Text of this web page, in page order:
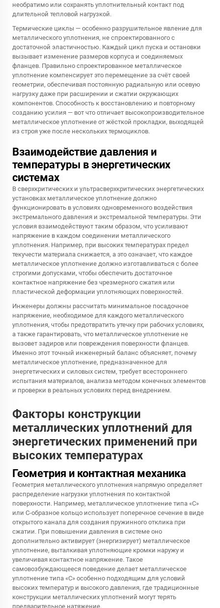
необратимо или сохранять уплотнительный контакт под
длительной тепловой нагрузкой.
Термические циклы — особенно разрушительное явление для
металлического уплотнения, не спроектированного с
достаточной эластичностью. Каждый цикл пуска и остановки
вызывает изменение размеров корпуса и соединяемых
фланцев. Правильно спроектированное металлическое
уплотнение компенсирует это перемещение за счёт своей
геометрии, обеспечивая постоянную радиальную или осевую
нагрузку даже при расширении и сжатии окружающих
компонентов. Способность к восстановлению и повторному
созданию усилия — вот что отличает высокопроизводительное
металлическое уплотнение от жёсткой прокладки, выходящей
из строя уже после нескольких термоциклов.
Взаимодействие давления и
температуры в энергетических
системах
В сверхкритических и ультрасверхкритических энергетических
установках металлическое уплотнение должно
функционировать в условиях одновременного воздействия
экстремального давления и экстремальной температуры. Эти
условия взаимодействуют таким образом, что усиливают
напряжение в каждом соединении металлического
уплотнения. Например, при высоких температурах предел
текучести материала снижается, а это означает, что каждое
металлическое уплотнение должно изготавливаться с более
строгими допусками, чтобы обеспечить достаточное
контактное напряжение без чрезмерного сжатия или
пластической деформации уплотняющих поверхностей.
Инженеры должны рассчитать минимальное посадочное
напряжение, необходимое для каждого металлического
уплотнения, чтобы предотвратить утечку при рабочих условиях,
а также гарантировать, что металлическое уплотнение не
вызовет задиров или повреждения поверхности фланцев.
Именно этот точный инженерный баланс объясняет, почему
металлическое уплотнение, предназначенное для
энергетических и силовых систем, требует всестороннего
испытания материалов, анализа методом конечных элементов
и проверки в реальных условиях перед внедрением.
Факторы конструкции
металлических уплотнений для
энергетических применений при
высоких температурах
Геометрия и контактная механика
Геометрия металлического уплотнения напрямую определяет
распределение нагрузки уплотнения по контактной
поверхности. Например, металлическое уплотнение типа «C»
или C-образное кольцо использует поперечное сечение в виде
открытого канала для создания пружинного отклика при
сжатии. При повышении давления в системе оно
дополнительно активирует (энергизирует) металлическое
уплотнение, выталкивая уплотняющие кромки наружу и
увеличивая контактное напряжение. Такое
самовозбуждающееся поведение делает металлическое
уплотнение типа «C» особенно подходящим для условий
высоких температур и высокого давления, где традиционные
конструкции металлических уплотнений могут терять
предварительное натяжение.